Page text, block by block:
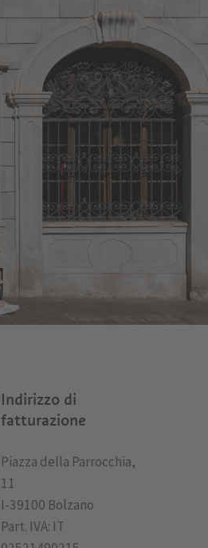
Indirizzo di
fatturazione
Piazza della Parrocchia,
11
I-39100 Bolzano
Part. IVA: IT